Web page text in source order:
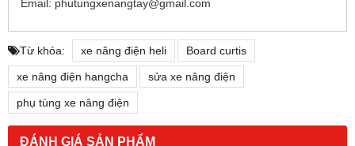
Email: phutungxenangtay@gmail.com
Từ khóa: xe nâng điện heli Board curtis
xe nâng điện hangcha sửa xe nâng điện
phụ tùng xe nâng điện
ĐÁNH GIÁ SẢN PHẨM